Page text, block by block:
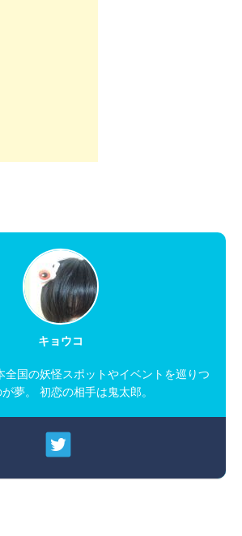
キョウコ
全国の妖怪スポットやイベントを巡りつ
が夢。 初恋の相手は鬼太郎。